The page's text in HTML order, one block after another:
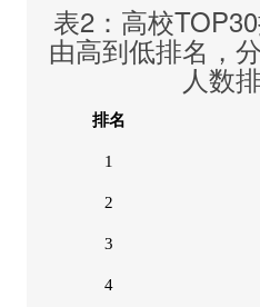
表2：高校
由高到低排名，
人数
排名
1
2
3
4